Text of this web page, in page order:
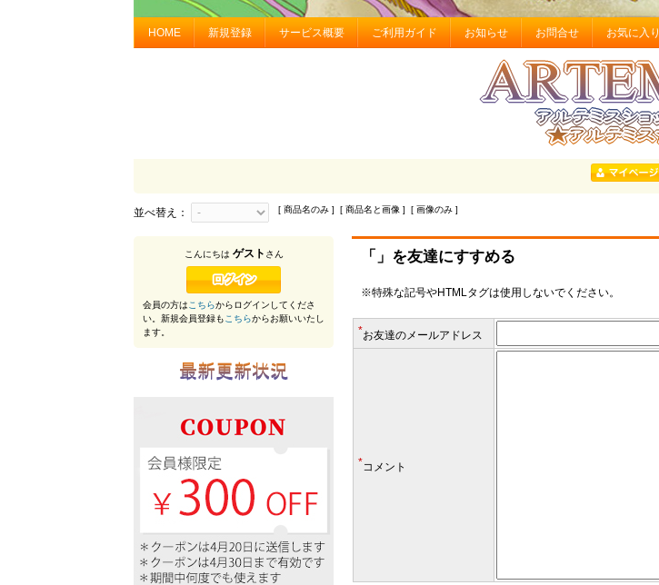
HOME 新規登録 サービス概要 ご利用ガイド お知らせ お問合せ お気に入り
並べ替え： [ 商品名のみ ] [ 商品名と画像 ] [ 画像のみ ]
「」を友達にすすめる
※特殊な記号やHTMLタグは使用しないでください。
*お友達のメールアドレス
*コメント
こんにちは ゲスト さん
会員の方はこちらからログインしてくださ
い。新規会員登録もこちらからお願いいたし
ます。